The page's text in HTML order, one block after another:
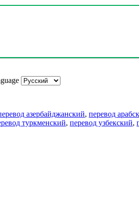
азербайджанский, перевод
туркменский, перевод узбекский,